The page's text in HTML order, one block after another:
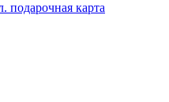
подарочная карта